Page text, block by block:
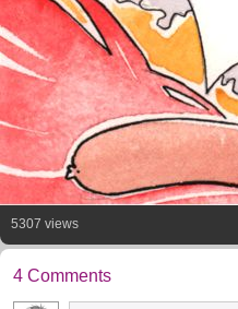
5307 views
4 Comments